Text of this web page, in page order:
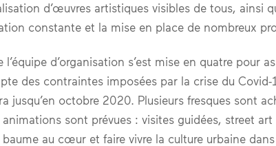
d’œuvres artistiques visibles de tous, ainsi
constante et la mise en place de nombreux
l’équipe d’organisation s’est mise en quatre pour
des contraintes imposées par la crise du
jusqu’en octobre 2020. Plusieurs fresques sont
animations sont prévues : visites guidées, street
baume au cœur et faire vivre la culture urbaine